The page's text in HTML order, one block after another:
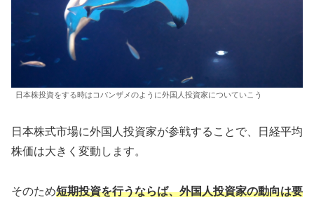
日本株投資をする時はコバンザメのように外国人投資家についていこう
日本株式市場に外国人投資家が参戦することで、日経平均
株価は大きく変動します。
そのため短期投資を行うならば、外国人投資家の動向は要